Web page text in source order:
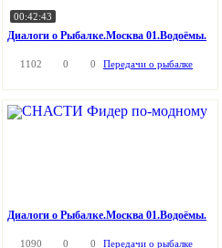
00:42:43
Диалоги о Рыбалке.Москва 01.Водоёмы.
1102 0 0 Передачи о рыбалке
Диалоги о Рыбалке.Москва 01.Водоёмы.
1090 0 0 Передачи о рыбалке